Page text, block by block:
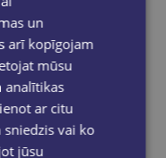
un
arī kopīgojam
mūsu
analītikas
ar citu
vai ko
jūsu